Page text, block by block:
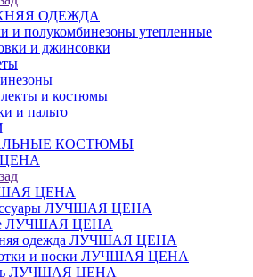
ОДЕЖДА
и полукомбинезоны утепленные
и джинсовки
и костюмы
и пальто
КОСТЮМЫ
ЦЕНА
ЛУЧШАЯ ЦЕНА
ЛУЧШАЯ ЦЕНА
одежда ЛУЧШАЯ ЦЕНА
и носки ЛУЧШАЯ ЦЕНА
ЛУЧШАЯ ЦЕНА